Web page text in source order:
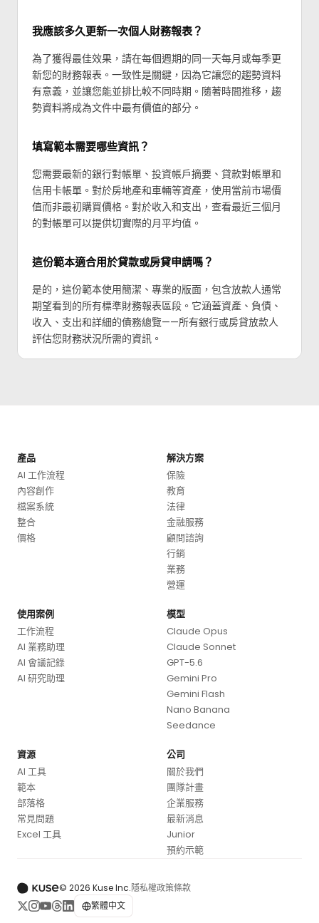
我應該多久更新一次個人財務報表？
為了獲得最佳效果，請在每個週期的同一天每月或每季更
新您的財務報表。一致性是關鍵，因為它讓您的趨勢資料
有意義，並讓您能並排比較不同時期。隨著時間推移，趨
勢資料將成為文件中最有價值的部分。
填寫範本需要哪些資訊？
您需要最新的銀行對帳單、投資帳戶摘要、貸款對帳單和
信用卡帳單。對於房地產和車輛等資產，使用當前市場價
值而非最初購買價格。對於收入和支出，查看最近三個月
的對帳單可以提供切實際的月平均值。
這份範本適合用於貸款或房貸申請嗎？
是的，這份範本使用簡潔、專業的版面，包含放款人通常
期望看到的所有標準財務報表區段。它涵蓋資產、負債、
收入、支出和詳細的債務總覽——所有銀行或房貸放款人
評估您財務狀況所需的資訊。
產品
AI 工作流程
內容創作
檔案系統
整合
價格
解決方案
保險
教育
法律
金融服務
顧問諮詢
行銷
業務
營運
使用案例
工作流程
AI 業務助理
AI 會議記錄
AI 研究助理
模型
Claude Opus
Claude Sonnet
GPT-5.6
Gemini Pro
Gemini Flash
Nano Banana
Seedance
資源
AI 工具
範本
部落格
常見問題
Excel 工具
公司
關於我們
團隊計畫
企業服務
最新消息
Junior
預約示範
© 2026 Kuse Inc.隱私權政策條款
繁體中文